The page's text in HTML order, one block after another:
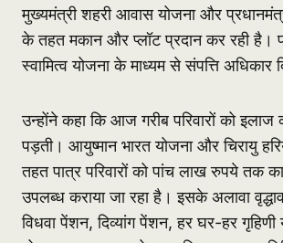
मुख्यमंत्री शहरी आवास योजना और
के तहत मकान और प्लॉट प्रदान कर रही है।
स्वामित्व योजना के माध्यम से संपत्ति अधिकार
उन्होंने कहा कि आज गरीब परिवारों को इलाज
पड़ती। आयुष्मान भारत योजना और चिरायु
तहत पात्र परिवारों को पांच लाख रुपये तक
उपलब्ध कराया जा रहा है। इसके अलावा
विधवा पेंशन, दिव्यांग पेंशन, हर घर-हर गृहिणी